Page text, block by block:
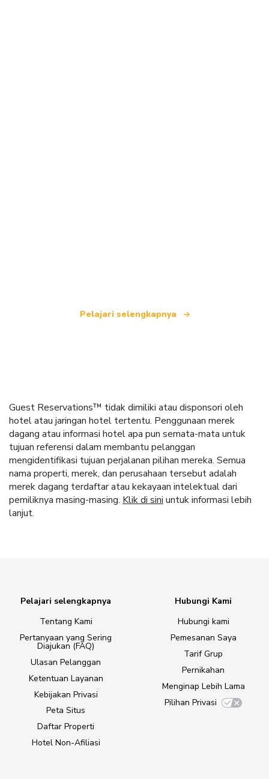
Pelajari selengkapnya
Guest Reservations™ tidak dimiliki atau disponsori oleh
hotel atau jaringan hotel tertentu. Penggunaan merek
dagang atau informasi hotel apa pun semata-mata untuk
tujuan referensi dalam membantu pelanggan
mengidentifikasi tujuan perjalanan pilihan mereka. Semua
nama properti, merek, dan perusahaan tersebut adalah
merek dagang terdaftar atau kekayaan intelektual dari
pemiliknya masing-masing. Klik di sini untuk informasi lebih
lanjut.
Pelajari selengkapnya
Tentang Kami
Pertanyaan yang Sering
Diajukan (FAQ)
Ulasan Pelanggan
Ketentuan Layanan
Kebijakan Privasi
Peta Situs
Daftar Properti
Hotel Non-Afiliasi
Hubungi Kami
Hubungi kami
Pemesanan Saya
Tarif Grup
Pernikahan
Menginap Lebih Lama
Pilihan Privasi